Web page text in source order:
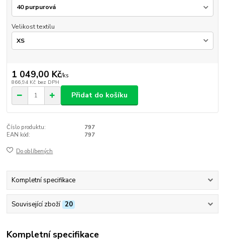
Velikost textilu
1 049,00 Kč/ks
866,94 Kč bez DPH
Přidat do košíku
Číslo produktu:
797
EAN kód:
797
Do oblíbených
Kompletní specifikace
Související zboží 20
Kompletní specifikace